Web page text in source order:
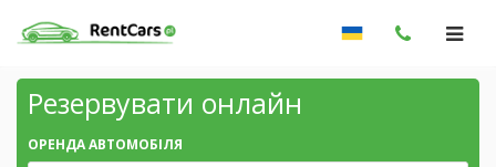
Резервувати онлайн
ОРЕНДА АВТОМОБІЛЯ